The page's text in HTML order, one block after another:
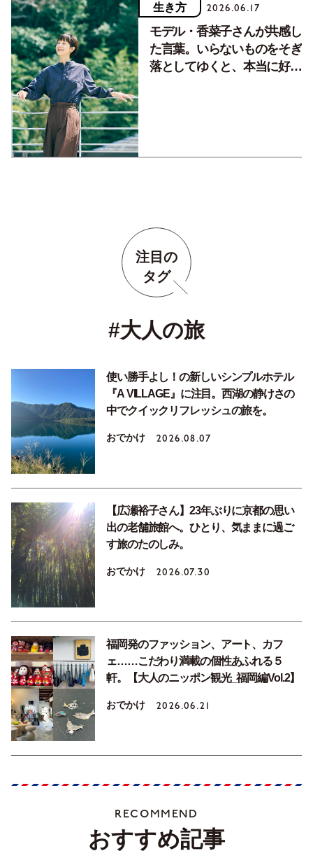
生き方 2026.06.17
モデル・香菜子さんが共感し
た言葉。いらないものをそぎ
落としてゆくと、本当に好き
注目の
タグ
#大人の旅
使い勝手よし！の新しいシンプルホテル
『A VILLAGE』に注目。西湖の静けさの
中でクイックリフレッシュの旅を。
おでかけ 2026.08.07
【広瀬裕子さん】23年ぶりに京都の思い
出の老舗旅館へ。ひとり、気ままに過ご
す旅のたのしみ。
おでかけ 2026.07.30
福岡発のファッション、アート、カフ
ェ……こだわり満載の個性あふれる５
軒。【大人のニッポン観光_福岡編Vol.2】
おでかけ 2026.06.21
RECOMMEND
おすすめ記事